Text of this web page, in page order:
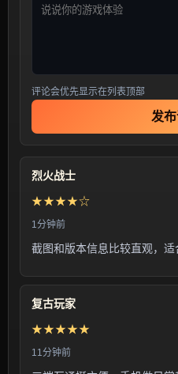
评论会优先显示在列表顶部
发
烈火战士
★★★★☆
1分钟前
截图和版本信息比较直观，适
复古玩家
★★★★★
11分钟前